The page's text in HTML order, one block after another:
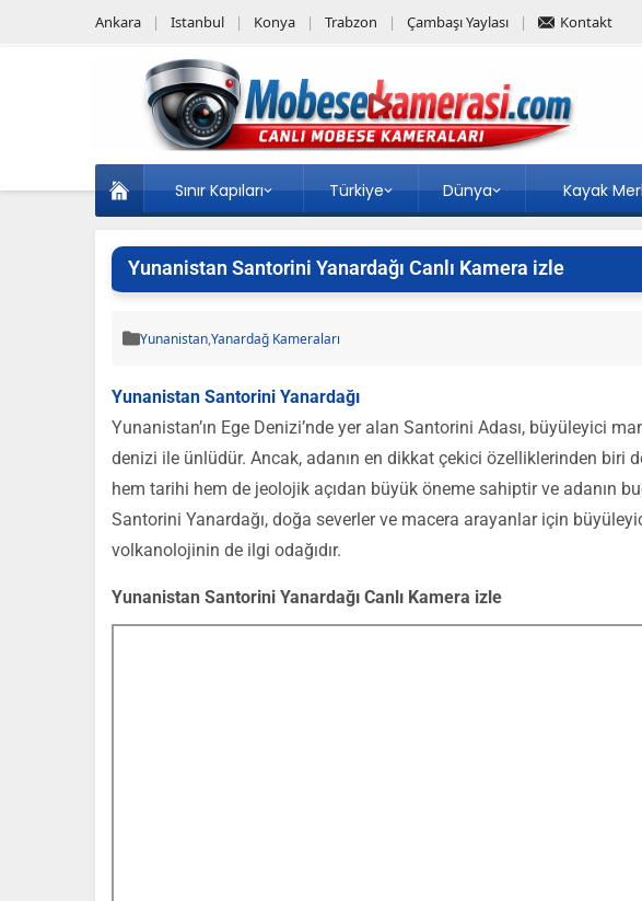
Ankara Istanbul Konya Trabzon Çambaşı Yaylası Kontakt
Sınır Kapıları Türkiye Dünya Kayak
Yunanistan Santorini Yanardağı Canlı Kamera izle
Yunanistan,Yanardağ Kameraları
Yunanistan Santorini Yanardağı
Yunanistan’ın Ege Denizi’nde yer alan Santorini Adası, büyüleyici
denizi ile ünlüdür. Ancak, adanın en dikkat çekici özelliklerinden biri
hem tarihi hem de jeolojik açıdan büyük öneme sahiptir ve adanın
Santorini Yanardağı, doğa severler ve macera arayanlar için
volkanolojinin de ilgi odağıdır.
Yunanistan Santorini Yanardağı Canlı Kamera izle